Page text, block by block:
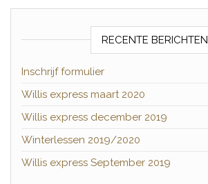
RECENTE BERICHTEN
Inschrijf formulier
Willis express maart 2020
Willis express december 2019
Winterlessen 2019/2020
Willis express September 2019